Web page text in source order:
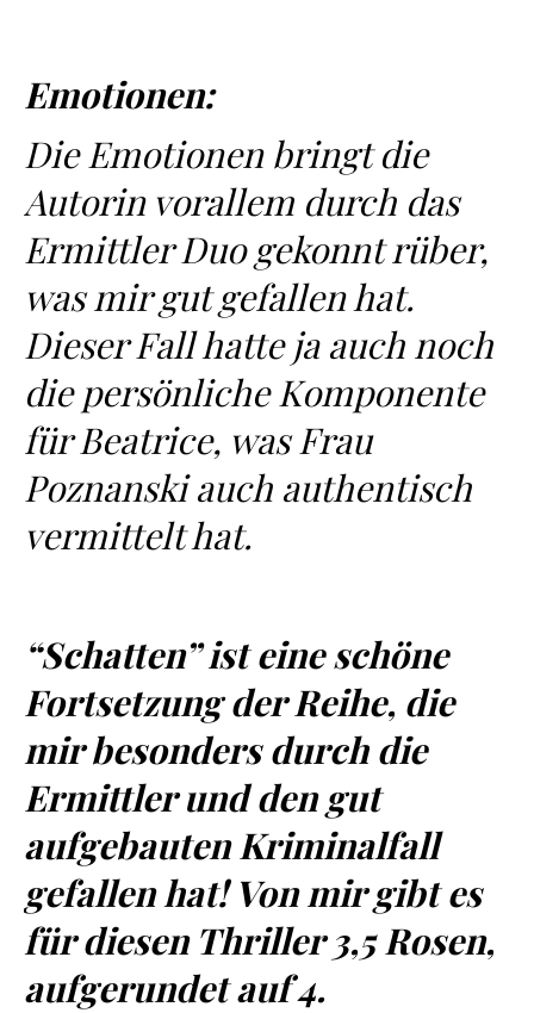
Emotionen:
Die Emotionen bringt die
Autorin vorallem durch das
Ermittler Duo gekonnt rüber,
was mir gut gefallen hat.
Dieser Fall hatte ja auch noch
die persönliche Komponente
für Beatrice, was Frau
Poznanski auch authentisch
vermittelt hat.
“Schatten” ist eine schöne
Fortsetzung der Reihe, die
mir besonders durch die
Ermittler und den gut
aufgebauten Kriminalfall
gefallen hat! Von mir gibt es
für diesen Thriller 3,5 Rosen,
aufgerundet auf 4.